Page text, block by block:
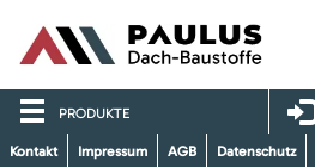
PRODUKTE
Kontakt Impressum AGB Datenschutz